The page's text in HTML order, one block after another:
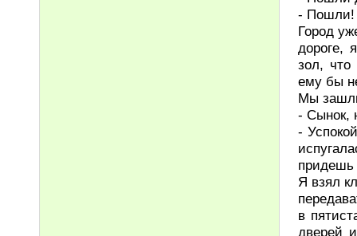
- Пошли!
Город
дороге,
зол, что
ему бы
Мы
- Сынок,
-
Я взял
в
дверей